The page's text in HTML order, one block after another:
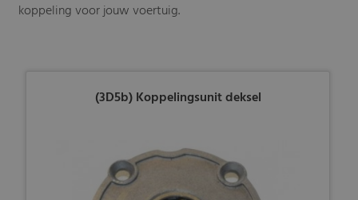
koppeling voor jouw voertuig.
(3D5b) Koppelingsunit deksel